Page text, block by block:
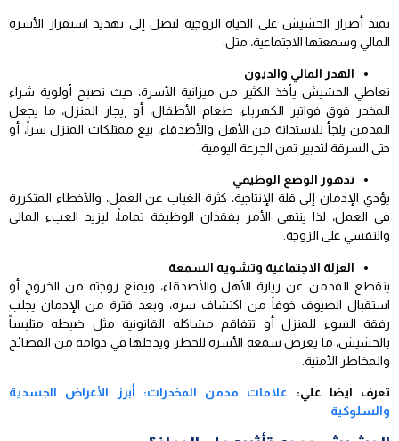
تمتد أضرار الحشيش على الحياة الزوجية لتصل إلى تهديد استقرار الأسرة
المالي وسمعتها الاجتماعية، مثل:
الهدر المالي والديون
تعاطي الحشيش يأخذ الكثير من ميزانية الأسرة، حيث تصبح أولوية شراء
المخدر فوق فواتير الكهرباء، طعام الأطفال، أو إيجار المنزل، ما يجعل
المدمن يلجأ للاستدانة من الأهل والأصدقاء، بيع ممتلكات المنزل سراً، أو
حتى السرقة لتدبير ثمن الجرعة اليومية.
تدهور الوضع الوظيفي
يؤدي الإدمان إلى قلة الإنتاجية، كثرة الغياب عن العمل، والأخطاء المتكررة
في العمل، لذا ينتهي الأمر بفقدان الوظيفة تماماً، ليزيد العبء المالي
والنفسي على الزوجة.
العزلة الاجتماعية وتشويه السمعة
ينقطع المدمن عن زيارة الأهل والأصدقاء، ويمنع زوجته من الخروج أو
استقبال الضيوف خوفاً من اكتشاف سره، وبعد فترة من الإدمان يجلب
رفقة السوء للمنزل أو تتفاقم مشاكله القانونية مثل ضبطه متلبساً
بالحشيش، ما يعرض سمعة الأسرة للخطر ويدخلها في دوامة من الفضائح
والمخاطر الأمنية.
تعرف ايضا علي: علامات مدمن المخدرات: أبرز الأعراض الجسدية
والسلوكية